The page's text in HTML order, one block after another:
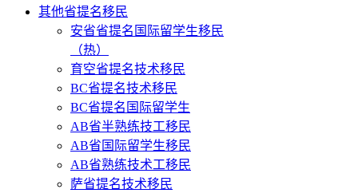
其他省提名移民
安省省提名国际留学生移民
（热）
育空省提名技术移民
BC省提名技术移民
BC省提名国际留学生
AB省半熟练技工移民
AB省国际留学生移民
AB省熟练技术工移民
萨省提名技术移民